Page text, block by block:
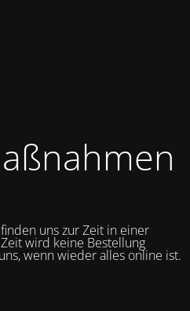
uns zur Zeit in einer
wird keine Bestellung
wenn wieder alles online ist.